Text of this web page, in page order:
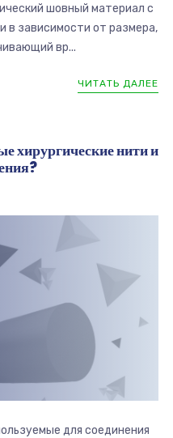
шовный материал с
в зависимости от размера,
вр...
ЧИТАТЬ ДАЛЕЕ
хирургические нити и
для соединения